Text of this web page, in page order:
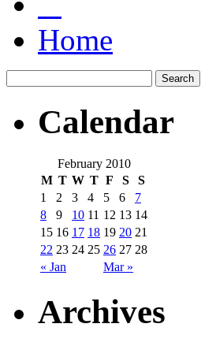
Home
Calendar
February 2010
M T W T F S S
« Jan Mar »
1 2 3 4 5 6
7
8
9 10 11 12 13 14
15 16 17 18 19 20 21
22 23 24 25 26 27 28
Archives